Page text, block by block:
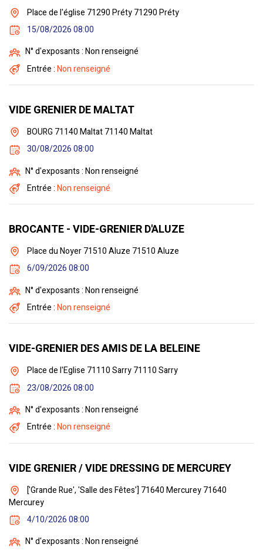
Place de l'église 71290 Préty 71290 Préty
15/08/2026 08:00
N° d'exposants : Non renseigné
Entrée :Non renseigné
VIDE GRENIER DE MALTAT
BOURG 71140 Maltat 71140 Maltat
30/08/2026 08:00
N° d'exposants : Non renseigné
Entrée :Non renseigné
BROCANTE - VIDE-GRENIER D'ALUZE
Place du Noyer 71510 Aluze 71510 Aluze
6/09/2026 08:00
N° d'exposants : Non renseigné
Entrée :Non renseigné
VIDE-GRENIER DES AMIS DE LA BELEINE
Place de l'Eglise 71110 Sarry 71110 Sarry
23/08/2026 08:00
N° d'exposants : Non renseigné
Entrée :Non renseigné
VIDE GRENIER / VIDE DRESSING DE MERCUREY
['Grande Rue', 'Salle des Fêtes'] 71640 Mercurey 71640
Mercurey
4/10/2026 08:00
N° d'exposants : Non renseigné